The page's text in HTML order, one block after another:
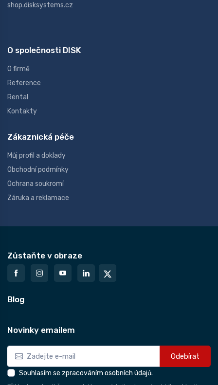
shop.disksystems.cz
O společnosti DISK
O firmě
Reference
Rental
Kontakty
Zákaznická péče
Můj profil a doklady
Obchodní podmínky
Ochrana soukromí
Záruka a reklamace
Zůstaňte v obraze
Blog
Novinky emailem
Odebírat
Souhlasím se zpracováním osobních údajů.